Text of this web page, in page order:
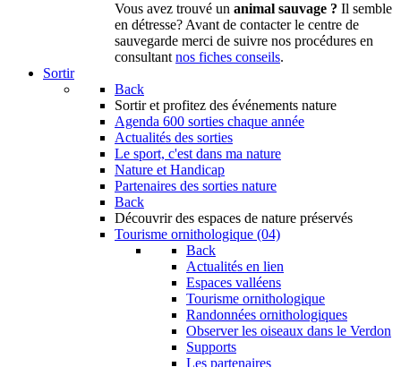
Vous avez trouvé un animal sauvage ? Il semble
en détresse? Avant de contacter le centre de
sauvegarde merci de suivre nos procédures en
consultant nos fiches conseils.
Sortir
Back
Sortir et profitez des événements nature
Agenda 600 sorties chaque année
Actualités des sorties
Le sport, c'est dans ma nature
Nature et Handicap
Partenaires des sorties nature
Back
Découvrir des espaces de nature préservés
Tourisme ornithologique (04)
Back
Actualités en lien
Espaces valléens
Tourisme ornithologique
Randonnées ornithologiques
Observer les oiseaux dans le Verdon
Supports
Les partenaires